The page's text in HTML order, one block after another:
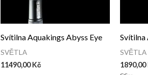
Svítilna Aquakings Abyss Eye
SVĚTLA
11490,00Kč
Svítilna
SVĚTLA
1890,00